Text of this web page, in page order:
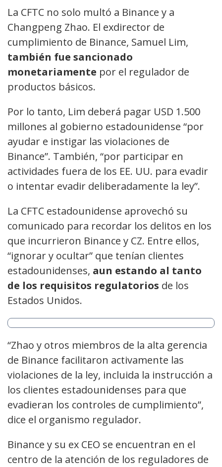
La CFTC no solo multó a Binance y a
Changpeng Zhao. El exdirector de
cumplimiento de Binance, Samuel Lim,
también fue sancionado
monetariamente por el regulador de
productos básicos.
Por lo tanto, Lim deberá pagar USD 1.500
millones al gobierno estadounidense “por
ayudar e instigar las violaciones de
Binance”. También, “por participar en
actividades fuera de los EE. UU. para evadir
o intentar evadir deliberadamente la ley”.
La CFTC estadounidense aprovechó su
comunicado para recordar los delitos en los
que incurrieron Binance y CZ. Entre ellos,
“ignorar y ocultar” que tenían clientes
estadounidenses, aun estando al tanto
de los requisitos regulatorios de los
Estados Unidos.
“Zhao y otros miembros de la alta gerencia
de Binance facilitaron activamente las
violaciones de la ley, incluida la instrucción a
los clientes estadounidenses para que
evadieran los controles de cumplimiento”,
dice el organismo regulador.
Binance y su ex CEO se encuentran en el
centro de la atención de los reguladores de